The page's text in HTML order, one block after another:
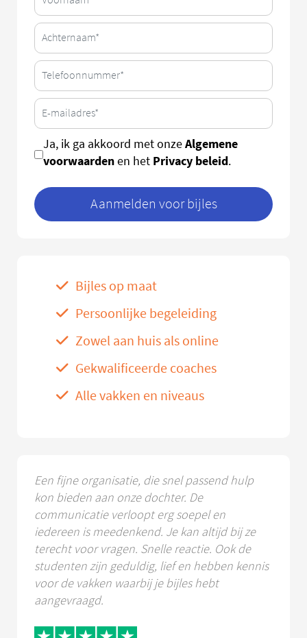
Ja, ik ga akkoord met onzeAlgemene
voorwaardenen het Privacy beleid.
Aanmelden voor bijles
Bijles op maat
Persoonlijke begeleiding
Zowel aan huis als online
Gekwalificeerde coaches
Alle vakken en niveaus
Een fijne organisatie, die snel passend hulp
kon bieden aan onze dochter. De
communicatie verloopt erg soepel en
iedereen is meedenkend. Je kan altijd bij ze
terecht voor vragen. Snelle reactie. Ook de
studenten zijn geduldig, lief en hebben kennis
voor de vakken waarbij je bijles hebt
aangevraagd.